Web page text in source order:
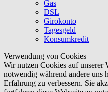
Gas
DSL
Girokonto
Tagesgeld
Konsumkredit
Verwendung von Cookies
Wir nutzen Cookies auf unserer
notwendig während andere uns
Erfahrung zu verbessern. Sie